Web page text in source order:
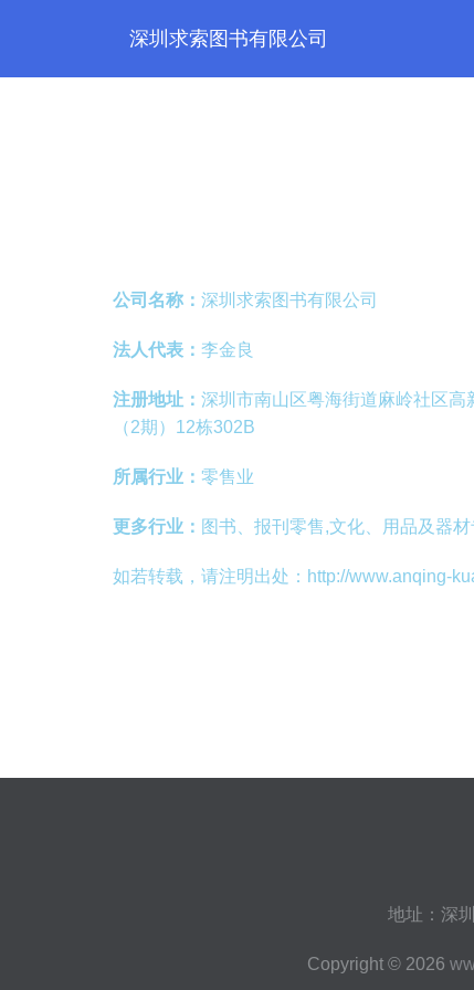
深圳求索图书有限公司
公司名称： 深圳求索图书有限公司
法人代表： 李金良
注册地址： 深圳市南山区粤海街道麻岭社区高
（2期）12栋302B
所属行业： 零售业
更多行业： 图书、报刊零售,文化、用品及器
如若转载，请注明出处：http://www.anqing-
地址：深
Copyright © 2026